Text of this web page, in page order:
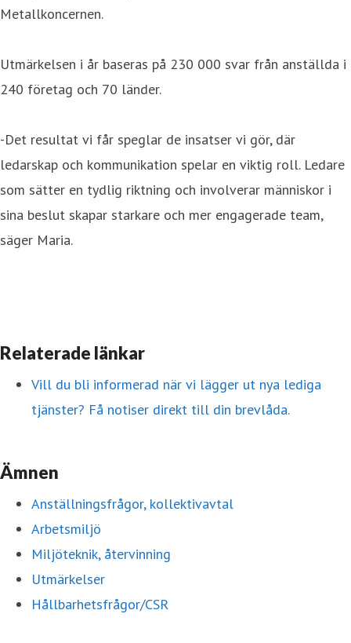
Metallkoncernen.
Utmärkelsen i år baseras på 230 000 svar från anställda i
240 företag och 70 länder.
-Det resultat vi får speglar de insatser vi gör, där
ledarskap och kommunikation spelar en viktig roll. Ledare
som sätter en tydlig riktning och involverar människor i
sina beslut skapar starkare och mer engagerade team,
säger Maria.
Relaterade länkar
Vill du bli informerad när vi lägger ut nya lediga
tjänster? Få notiser direkt till din brevlåda.
Ämnen
Anställningsfrågor, kollektivavtal
Arbetsmiljö
Miljöteknik, återvinning
Utmärkelser
Hållbarhetsfrågor/CSR